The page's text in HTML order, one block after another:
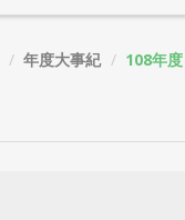
年度大事紀 108年度